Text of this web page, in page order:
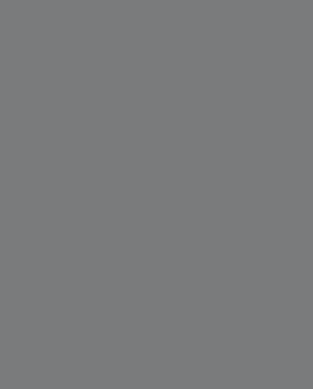
den ønskede